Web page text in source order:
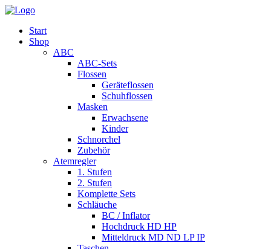
Start
Shop
ABC
ABC-Sets
Flossen
Geräteflossen
Schuhflossen
Masken
Erwachsene
Kinder
Schnorchel
Zubehör
Atemregler
1. Stufen
2. Stufen
Komplette Sets
Schläuche
BC / Inflator
Hochdruck HD HP
Mitteldruck MD ND LP IP